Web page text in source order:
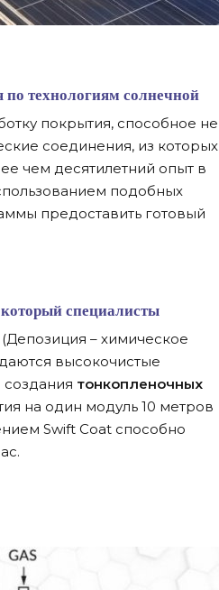
технологиям солнечной
покрытия, способное не
соединения, из которых
чем десятилетний опыт в
подобных
предоставить готовый
специалисты
– химическое
высокочистые
тонкопленочных
на один модуль 10 метров
Swift Coat способно